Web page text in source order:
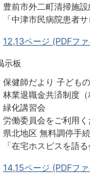
豊前市外二町清掃施
「中津市民病院患者
12,13ページ (PDFフ
示板
保健師だより 子ども
林業退職金共済制度
緑化講習会
労働委員会をご利用
県北地区 無料調停手
「在宅ホスピスを語
14,15ページ (PDFフ